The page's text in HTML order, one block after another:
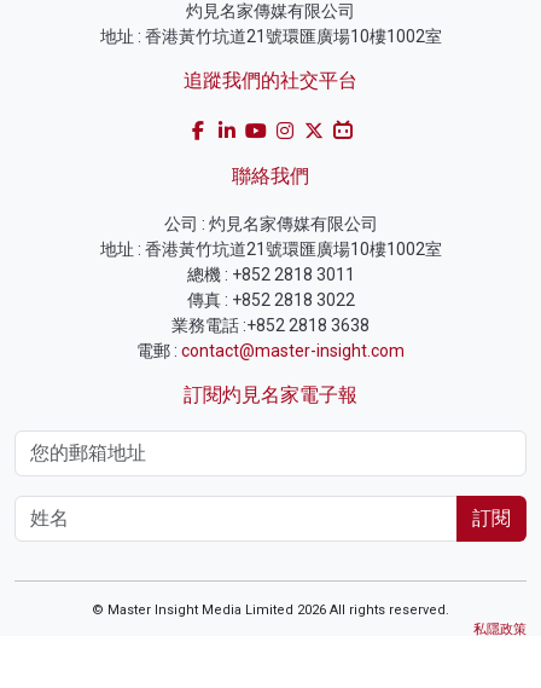
灼見名家傳媒有限公司
地址 : 香港黃竹坑道21號環匯廣場10樓1002室
追蹤我們的社交平台
聯絡我們
公司 : 灼見名家傳媒有限公司
地址 : 香港黃竹坑道21號環匯廣場10樓1002室
總機 : +852 2818 3011
傳真 : +852 2818 3022
業務電話 :+852 2818 3638
電郵 : contact@master-insight.com
訂閱灼見名家電子報
訂閱
© Master Insight Media Limited 2026 All rights reserved.
私隱政策